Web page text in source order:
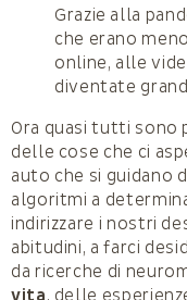
Grazie alla
che erano
online, alle
diventate
Ora quasi tutti sono
delle cose che ci
auto che si guidano
algoritmi a
indirizzare i nostri
abitudini, a farci
da ricerche di